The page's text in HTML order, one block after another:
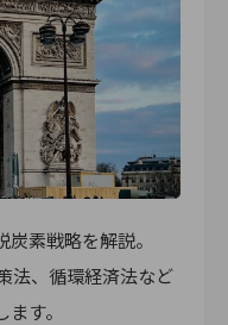
炭素戦略を解説。
法、循環経済法など
す。